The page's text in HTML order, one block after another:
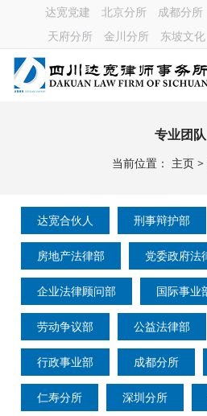
达宽党建 北京分所 成都分所
天府分所
金川分所 东坡文化
专业团队
当前位置： 主页>
达宽合伙人 刑事辩护部
房地产法律部 党委政府法
企业法律顾问部 国际事业
劳动争议部 公益法律部
行政事业部 成都分所
仁寿分所 深圳分所